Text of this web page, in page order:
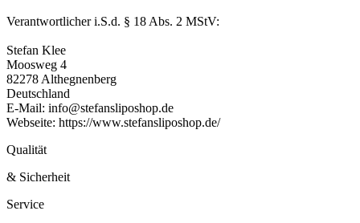
Verantwortlicher i.S.d. § 18 Abs. 2 MStV:
Stefan Klee
Moosweg 4
82278 Althegnenberg
Deutschland
E-Mail: info@stefansliposhop.de
Webseite: https://www.stefansliposhop.de/
Qualität
& Sicherheit
Service